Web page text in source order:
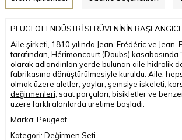
PEUGEOT ENDÜSTRİ SERÜVENİNİN BAŞLANGICI
Aile şirketi, 1810 yılında Jean-Frédéric ve Jean-
tarafından, Hérimoncourt (Doubs) kasabasında
olarak adlandırılan yerde bulunan aile hidrolik
fabrikasına dönüştürülmesiyle kuruldu. Aile,
olmak üzere aletler, yaylar, şemsiye iskeleti,
değirmenleri, saat parçaları, bisikletler ve
üzere farklı alanlarda üretime başladı.
Marka: Peugeot
Kategori: Değirmen Seti